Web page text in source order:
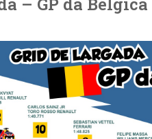
– GP da Bélgica